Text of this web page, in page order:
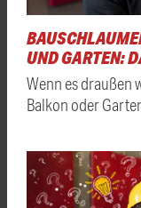
UND GARTEN:
Wenn es draußen
Balkon oder